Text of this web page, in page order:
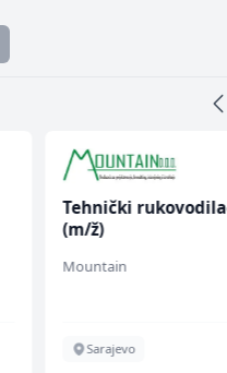
Tehnički
(m/ž)
Mountain
Sarajevo